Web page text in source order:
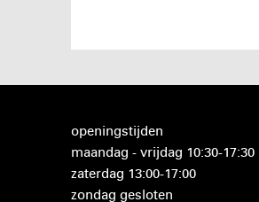
openingstijden
maandag - vrijdag 10:30-17:30
zaterdag 13:00-17:00
zondag gesloten